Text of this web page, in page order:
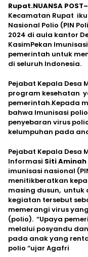
Rupat.NUANSA POST–
Kecamatan Rupat
Nasional Polio (PIN
2024 di aula kantor
KasimPekan
pemerintah untuk
di seluruh Indonesia.
Pejabat Kepala Desa
program kesehatan
pemerintah.Kepada
bahwa Imunisasi
penyebaran virus
kelumpuhan pada
Pejabat Kepala Desa
Informasi Siti Aminah
imunisasi nasional
menitikberatkan
masing dusun, untuk
kegiatan tersebut
memerangi virus
(polio). “Upaya
melalui posyandu
pada anak yang
polio “ujar Agafri